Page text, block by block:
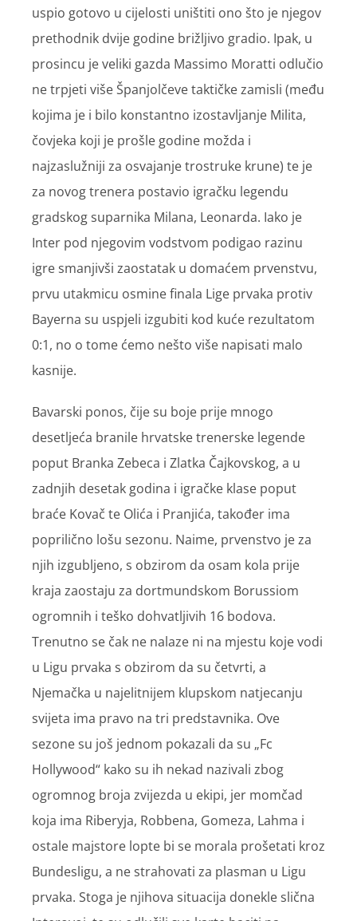
uspio gotovo u cijelosti uništiti ono što je njegov
prethodnik dvije godine brižljivo gradio. Ipak, u
prosincu je veliki gazda Massimo Moratti odlučio
ne trpjeti više Španjolčeve taktičke zamisli (među
kojima je i bilo konstantno izostavljanje Milita,
čovjeka koji je prošle godine možda i
najzaslužniji za osvajanje trostruke krune) te je
za novog trenera postavio igračku legendu
gradskog suparnika Milana, Leonarda. Iako je
Inter pod njegovim vodstvom podigao razinu
igre smanjivši zaostatak u domaćem prvenstvu,
prvu utakmicu osmine finala Lige prvaka protiv
Bayerna su uspjeli izgubiti kod kuće rezultatom
0:1, no o tome ćemo nešto više napisati malo
kasnije.
Bavarski ponos, čije su boje prije mnogo
desetljeća branile hrvatske trenerske legende
poput Branka Zebeca i Zlatka Čajkovskog, a u
zadnjih desetak godina i igračke klase poput
braće Kovač te Olića i Pranjića, također ima
poprilično lošu sezonu. Naime, prvenstvo je za
njih izgubljeno, s obzirom da osam kola prije
kraja zaostaju za dortmundskom Borussiom
ogromnih i teško dohvatljivih 16 bodova.
Trenutno se čak ne nalaze ni na mjestu koje vodi
u Ligu prvaka s obzirom da su četvrti, a
Njemačka u najelitnijem klupskom natjecanju
svijeta ima pravo na tri predstavnika. Ove
sezone su još jednom pokazali da su „Fc
Hollywood“ kako su ih nekad nazivali zbog
ogromnog broja zvijezda u ekipi, jer momčad
koja ima Riberyja, Robbena, Gomeza, Lahma i
ostale majstore lopte bi se morala prošetati kroz
Bundesligu, a ne strahovati za plasman u Ligu
prvaka. Stoga je njihova situacija donekle slična